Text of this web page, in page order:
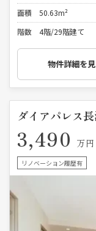
面積
50.63m²
階数
4階/29階建て
物件詳細を
ダイアパレス
3,490 万円
リノベーション履歴有